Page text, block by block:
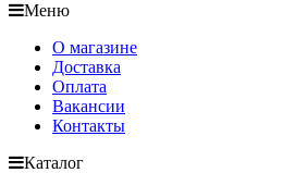
Меню
О магазине
Доставка
Оплата
Вакансии
Контакты
Каталог